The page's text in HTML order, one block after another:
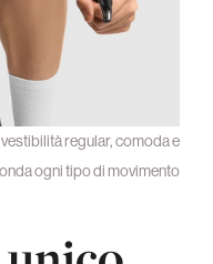
vestibilità regular, comoda e
ogni tipo di movimento